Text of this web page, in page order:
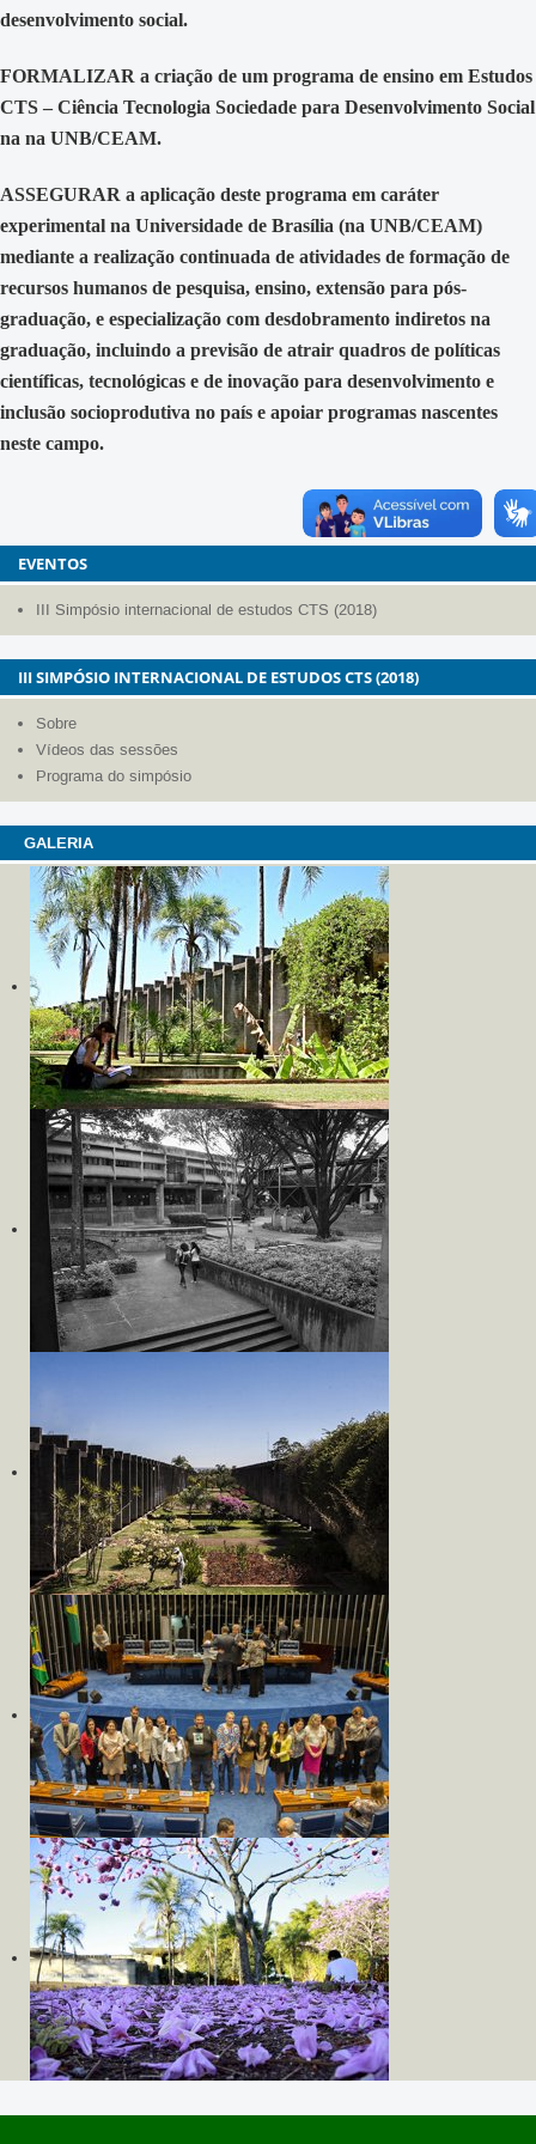
desenvolvimento social.
FORMALIZAR a criação de um programa de ensino em Estudos
CTS – Ciência Tecnologia Sociedade para Desenvolvimento Social
na na UNB/CEAM.
ASSEGURAR a aplicação deste programa em caráter
experimental na Universidade de Brasília (na UNB/CEAM)
mediante a realização continuada de atividades de formação de
recursos humanos de pesquisa, ensino, extensão para pós-
graduação, e especialização com desdobramento indiretos na
graduação, incluindo a previsão de atrair quadros de políticas
científicas, tecnológicas e de inovação para desenvolvimento e
inclusão socioprodutiva no país e apoiar programas nascentes
neste campo.
EVENTOS
III Simpósio internacional de estudos CTS (2018)
III SIMPÓSIO INTERNACIONAL DE ESTUDOS CTS (2018)
Sobre
Vídeos das sessões
Programa do simpósio
GALERIA